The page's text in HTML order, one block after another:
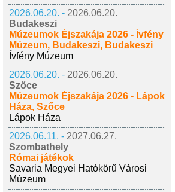
2026.06.20. - 2026.06.20.
Budakeszi
Múzeumok Éjszakája 2026 - Ívfény
Múzeum, Budakeszi, Budakeszi
Ívfény Múzeum
2026.06.20. - 2026.06.20.
Szőce
Múzeumok Éjszakája 2026 - Lápok
Háza, Szőce
Lápok Háza
2026.06.11. - 2027.06.27.
Szombathely
Római játékok
Savaria Megyei Hatókörű Városi
Múzeum